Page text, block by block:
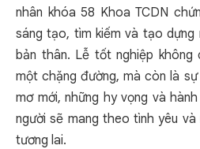
nhân khóa 58 Khoa TCDN
sáng tạo, tìm kiếm và tạo dựng
bản thân. Lễ tốt nghiệp
một chặng đường, mà còn là
mơ mới, những hy vọng và
người sẽ mang theo tình yêu
tương lai.